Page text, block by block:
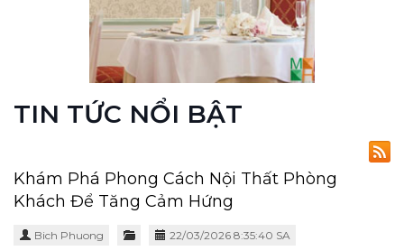
TIN TỨC NỔI BẬT
Khám Phá Phong Cách Nội Thất Phòng
Khách Để Tăng Cảm Hứng
Bich Phuong 22/03/2026 8:35:40 SA